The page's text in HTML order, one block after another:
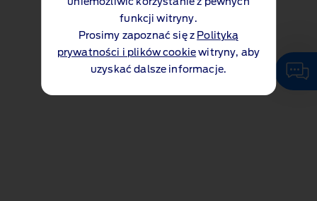
uniemożliwić korzystanie z pewnych
funkcji witryny.
Prosimy zapoznać się z Polityką
prywatności i plików cookie witryny, aby
uzyskać dalsze informacje.